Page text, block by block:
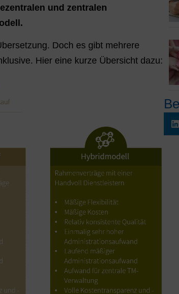
und zentralen
Doch es gibt mehrere
Hier eine kurze Übersicht dazu: